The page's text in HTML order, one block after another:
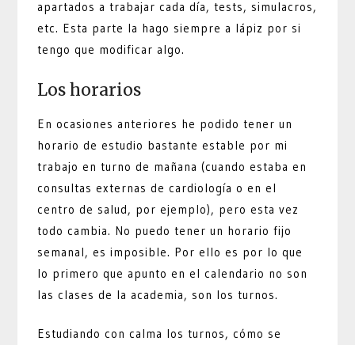
apartados a trabajar cada día, tests, simulacros,
etc. Esta parte la hago siempre a lápiz por si
tengo que modificar algo.
Los horarios
En ocasiones anteriores he podido tener un
horario de estudio bastante estable por mi
trabajo en turno de mañana (cuando estaba en
consultas externas de cardiología o en el
centro de salud, por ejemplo), pero esta vez
todo cambia. No puedo tener un horario fijo
semanal, es imposible. Por ello es por lo que
lo primero que apunto en el calendario no son
las clases de la academia, son los turnos.
Estudiando con calma los turnos, cómo se